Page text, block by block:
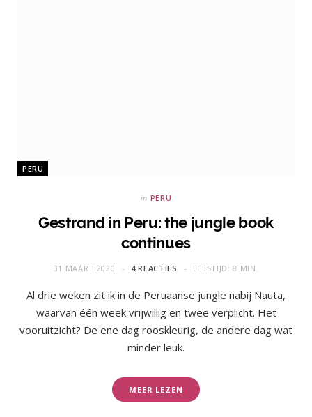
PERU
in PERU
Gestrand in Peru: the jungle book
continues
31 MAART 2020 4 REACTIES LEESTIJD: 8 MIN.
Al drie weken zit ik in de Peruaanse jungle nabij Nauta,
waarvan één week vrijwillig en twee verplicht. Het
vooruitzicht? De ene dag rooskleurig, de andere dag wat
minder leuk.
MEER LEZEN